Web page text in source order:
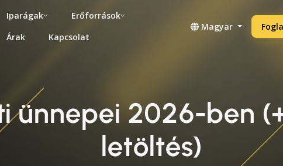
Iparágak
Erőforrások
Árak
Kapcsolat
Magyar
ünnepei 2026-ben
letöltés)